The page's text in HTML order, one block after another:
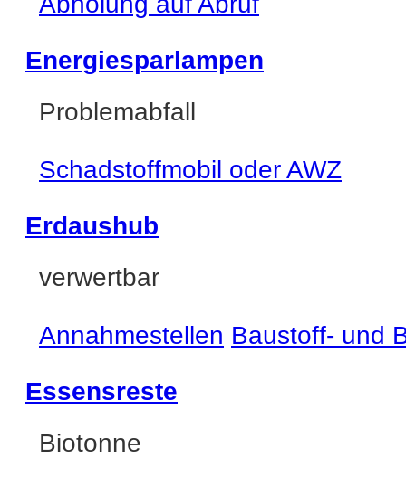
Energiesparlampen
Problemabfall
Schadstoffmobil oder AWZ
Erdaushub
verwertbar
Annahmestellen Baustoff- und
Essensreste
Biotonne